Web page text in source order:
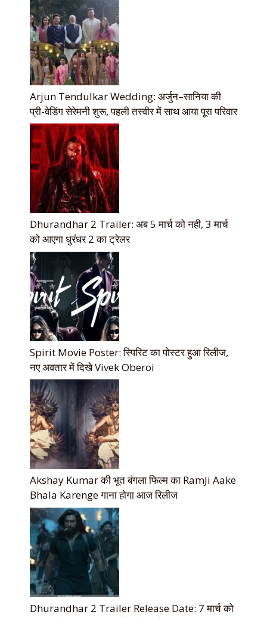
Arjun Tendulkar Wedding: अर्जुन–सानिया की
प्री-वेडिंग सेरेमनी शुरू, पहली तस्वीर में साथ आया पूरा परिवार
Dhurandhar 2 Trailer: अब 5 मार्च को नही, 3 मार्च
को आएगा धुरंधर 2 का ट्रेलर
Spirit Movie Poster: स्पिरिट का पोस्टर हुआ रिलीज,
नए अवतार में दिखे Vivek Oberoi
Akshay Kumar की भूत बंगला फिल्म का RamJi Aake
Bhala Karenge गाना होगा आज रिलीज
Dhurandhar 2 Trailer Release Date: 7 मार्च को